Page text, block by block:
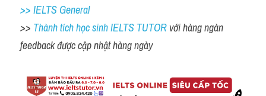
>> IELTS General
>> Thành tích học sinh IELTS TUTOR với hàng ngàn
feedback được cập nhật hàng ngày